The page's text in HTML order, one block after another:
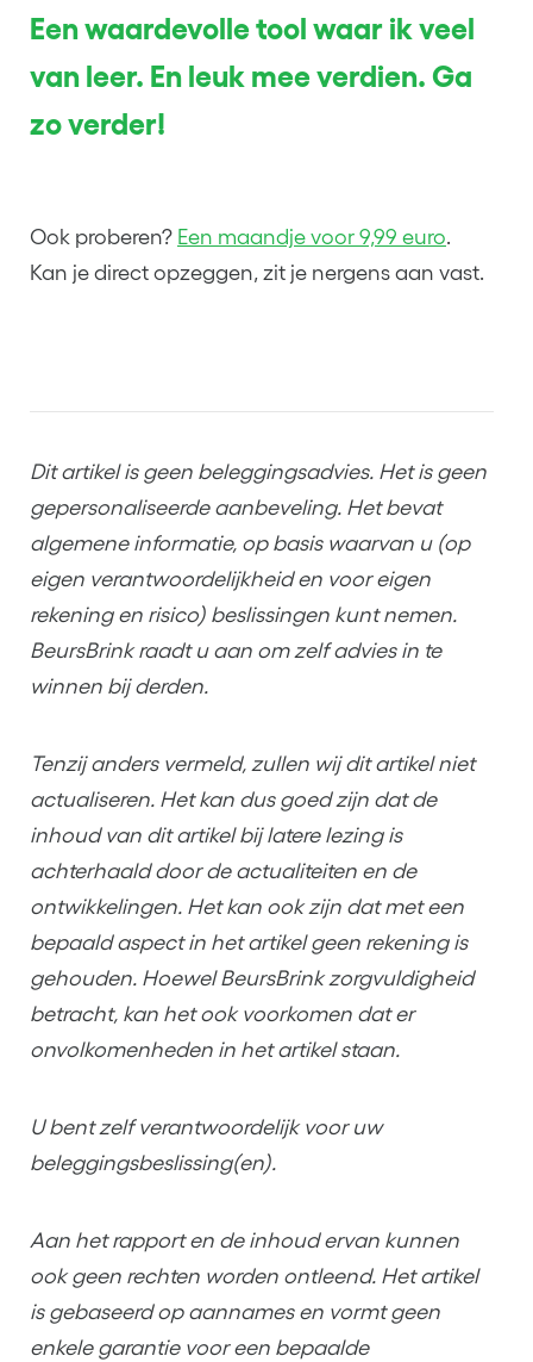
Een waardevolle tool waar ik veel
van leer. En leuk mee verdien. Ga
zo verder!
Ook proberen? Een maandje voor 9,99 euro.
Kan je direct opzeggen, zit je nergens aan vast.
Dit artikel is geen beleggingsadvies. Het is geen
gepersonaliseerde aanbeveling. Het bevat
algemene informatie, op basis waarvan u (op
eigen verantwoordelijkheid en voor eigen
rekening en risico) beslissingen kunt nemen.
BeursBrink raadt u aan om zelf advies in te
winnen bij derden.
Tenzij anders vermeld, zullen wij dit artikel niet
actualiseren. Het kan dus goed zijn dat de
inhoud van dit artikel bij latere lezing is
achterhaald door de actualiteiten en de
ontwikkelingen. Het kan ook zijn dat met een
bepaald aspect in het artikel geen rekening is
gehouden. Hoewel BeursBrink zorgvuldigheid
betracht, kan het ook voorkomen dat er
onvolkomenheden in het artikel staan.
U bent zelf verantwoordelijk voor uw
beleggingsbeslissing(en).
Aan het rapport en de inhoud ervan kunnen
ook geen rechten worden ontleend. Het artikel
is gebaseerd op aannames en vormt geen
enkele garantie voor een bepaalde